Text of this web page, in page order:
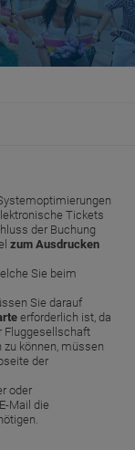
Tickets
der Buchung
zum Ausdrucken
Sie beim
Sie darauf
erforderlich ist, da
Fluggesellschaft
können, müssen
der
oder
Mail die